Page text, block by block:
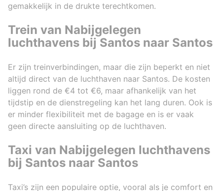
gemakkelijk in de drukte terechtkomen.
Trein van Nabijgelegen
luchthavens bij Santos naar Santos
Er zijn treinverbindingen, maar die zijn beperkt en niet
altijd direct van de luchthaven naar Santos. De kosten
liggen rond de €4 tot €6, maar afhankelijk van het
tijdstip en de dienstregeling kan het lang duren. Ook is
er minder flexibiliteit met de bagage en is er vaak
geen directe aansluiting op de luchthaven.
Taxi van Nabijgelegen luchthavens
bij Santos naar Santos
Taxi’s zijn een populaire optie, vooral als je comfort en